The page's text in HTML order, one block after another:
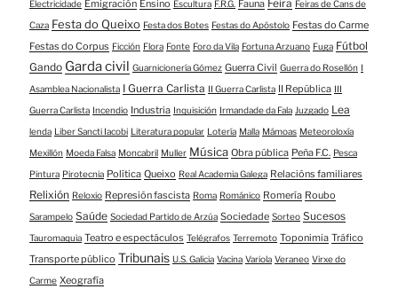
Electricidade Emigración Ensino Escultura F.R.G. Fauna Feira Feiras de Cans de
Caza Festa do Queixo Festa dos Botes Festas do Apóstolo Festas do Carme
Festas do Corpus Ficción Flora Fonte Foro da Vila Fortuna Arzuano Fuga Fútbol
Gando Garda civil Guarnicionería Gómez Guerra Civil Guerra do Rosellón I
Asamblea Nacionalista I Guerra Carlista II Guerra Carlista II República III
Guerra Carlista Incendio Industria Inquisición Irmandade da Fala Juzgado Lea
lenda Liber Sancti Iacobi Literatura popular Lotería Malla Mámoas Meteoroloxía
Mexillón Moeda Falsa Moncabril Muller Música Obra pública Peña F.C. Pesca
Pintura Pirotecnia Política Queixo Real Academia Galega Relacións familiares
Relixión Reloxio Represión fascista Roma Románico Romería Roubo
Sarampelo Saúde Sociedad Partido de Arzúa Sociedade Sorteo Sucesos
Tauromaquia Teatro e espectáculos Telégrafos Terremoto Toponimia Tráfico
Transporte público Tribunais U.S. Galicia Vacina Variola Veraneo Virxe do
Carme Xeografía